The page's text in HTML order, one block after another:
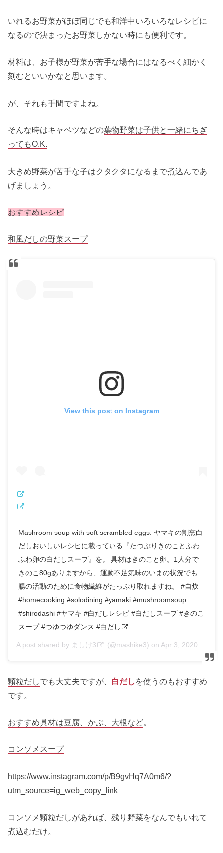
いれるお野菜がほぼ同じでも和洋中いろいろなレシピに
なるので決まったお野菜しかない時にも便利です。
材料は、お子様が野菜が苦手な場合にはなるべく細かく
刻むといいかなと思います。
が、それも手間ですよね。
そんな時はキャベツなどの葉物野菜は子供と一緒にちぎ
ってもO.K.
大きめ野菜が苦手な子はクタクタになるまで煮込んであ
げましょう。
おすすめレシピ
和風だしの野菜スープ
View this post on Instagram
Mashroom soup with soft scrambled eggs. ヤマキの割烹白
だしおいしいレシピに載っている『たつぷりきのことふわ
ふわ卵の白だしスープ』を。 具材はきのこと卵。1人分で
きのこ80gありますから、運動不足気味のいまの状況でも
腸の活動のために食物繊維がたっぷり取れますね。 #自炊
#homecooking #solodining #yamaki #mushroomsoup
#shirodashi #ヤマキ #白だしレシピ #白だしスープ #きのこ
スープ #つゆつゆダンス #白だし
A post shared by ましけ3 (@mashike3) onApr 3, 2020 at 6:39pm PDT
顆粒だし でも大丈夫ですが、 白だし を使うのもおすすめ
です。
おすすめ具材は豆腐、かぶ、大根など。
コンソメスープ
https://www.instagram.com/p/B9gvHq7A0m6/?
utm_source=ig_web_copy_link
コンソメ顆粒だしがあれば、残り野菜をなんでもいれて
煮込むだけ。